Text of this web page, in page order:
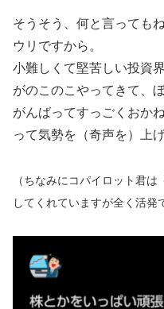
そうそう、何と言っても
ウリですから。
小難しくて堅苦しい投資
がのこのこやってきて、
がんばってすっごくおか
って気勢を（奇声を）上
（ちなみにコパイロット君
してくれていますが全く活発